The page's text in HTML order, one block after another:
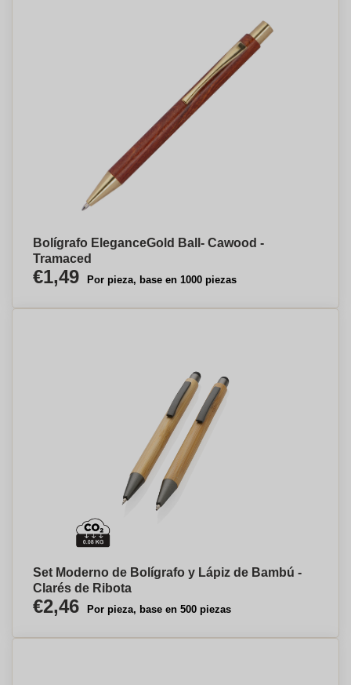
Bolígrafo EleganceGold Ball- Cawood -
Tramaced
€1,49 Por pieza, base en 1000 piezas
Set Moderno de Bolígrafo y Lápiz de Bambú -
Clarés de Ribota
€2,46 Por pieza, base en 500 piezas